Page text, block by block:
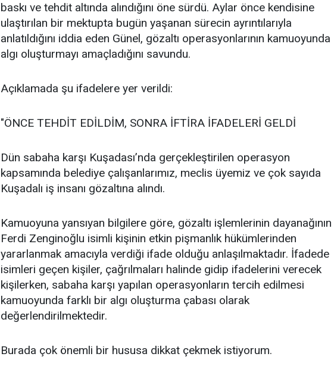
baskı ve tehdit altında alındığını öne sürdü. Aylar önce kendisine
ulaştırılan bir mektupta bugün yaşanan sürecin ayrıntılarıyla
anlatıldığını iddia eden Günel, gözaltı operasyonlarının kamuoyunda
algı oluşturmayı amaçladığını savundu.
Açıklamada şu ifadelere yer verildi:
"ÖNCE TEHDİT EDİLDİM, SONRA İFTİRA İFADELERİ GELDİ
Dün sabaha karşı Kuşadası’nda gerçekleştirilen operasyon
kapsamında belediye çalışanlarımız, meclis üyemiz ve çok sayıda
Kuşadalı iş insanı gözaltına alındı.
Kamuoyuna yansıyan bilgilere göre, gözaltı işlemlerinin dayanağının
Ferdi Zenginoğlu isimli kişinin etkin pişmanlık hükümlerinden
yararlanmak amacıyla verdiği ifade olduğu anlaşılmaktadır. İfadede
isimleri geçen kişiler, çağrılmaları halinde gidip ifadelerini verecek
kişilerken, sabaha karşı yapılan operasyonların tercih edilmesi
kamuoyunda farklı bir algı oluşturma çabası olarak
değerlendirilmektedir.
Burada çok önemli bir hususa dikkat çekmek istiyorum.